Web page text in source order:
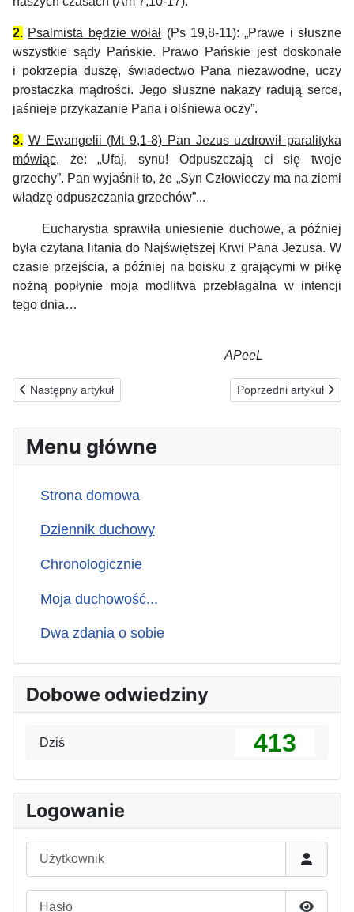
2. Psalmista będzie wołał (Ps 19,8-11): „Prawe i słuszne
wszystkie sądy Pańskie.
Prawo Pańskie jest doskonałe
i pokrzepia duszę, świadectwo Pana niezawodne, uczy
prostaczka mądrości. Jego słuszne nakazy radują serce,
jaśnieje przykazanie Pana i olśniewa oczy”.
3. W Ewangelii (Mt 9,1-8) Pan Jezus uzdrowił paralityka
mówiąc, że: „Ufaj, synu! Odpuszczają ci się twoje
grzechy”. Pan wyjaśnił to, że „Syn Człowieczy ma na ziemi
władzę odpuszczania grzechów”...
Eucharystia sprawiła uniesienie duchowe, a później
była czytana litania do Najświętszej Krwi Pana Jezusa. W
czasie przejścia, a później na boisku z grającymi w piłkę
nożną popłynie moja modlitwa przebłagalna w intencji
tego dnia…
APeeL
Poprzednia strona: 03.07.2026(pt) ZA ŻERUJĄCYCH NA
Następny artykuł Następna strona:
Poprzedni artykuł
Menu główne
Strona domowa
Dziennik duchowy
Chronologicznie
Moja duchowość...
Dwa zdania o sobie
Dobowe odwiedziny
Dziś 413
Logowanie